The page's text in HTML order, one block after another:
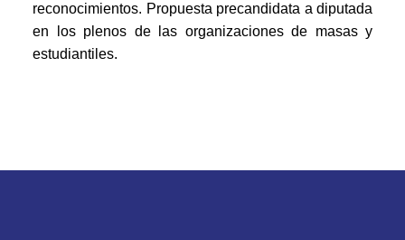
reconocimientos. Propuesta precandidata a diputada
en los plenos de las organizaciones de masas y
estudiantiles.